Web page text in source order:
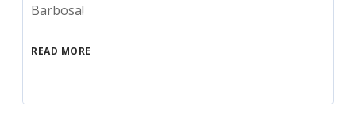
Barbosa!
READ MORE